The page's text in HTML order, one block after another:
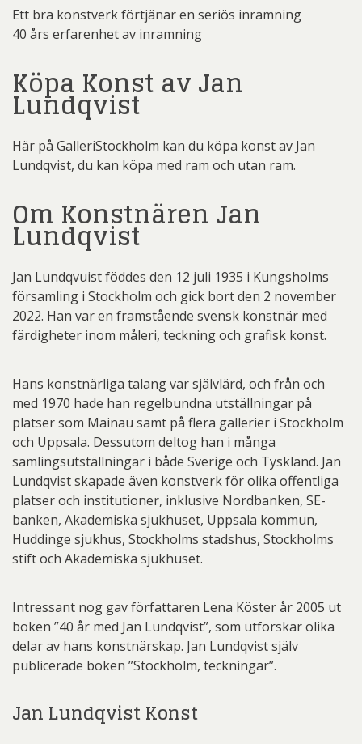
Ett bra konstverk förtjänar en seriös inramning
40 års erfarenhet av inramning
Köpa Konst av Jan
Lundqvist
Här på GalleriStockholm kan du köpa konst av Jan
Lundqvist, du kan köpa med ram och utan ram.
Om Konstnären Jan
Lundqvist
Jan Lundqvuist föddes den 12 juli 1935 i Kungsholms
församling i Stockholm och gick bort den 2 november
2022. Han var en framstående svensk konstnär med
färdigheter inom måleri, teckning och grafisk konst.
Hans konstnärliga talang var självlärd, och från och
med 1970 hade han regelbundna utställningar på
platser som Mainau samt på flera gallerier i Stockholm
och Uppsala. Dessutom deltog han i många
samlingsutställningar i både Sverige och Tyskland. Jan
Lundqvist skapade även konstverk för olika offentliga
platser och institutioner, inklusive Nordbanken, SE-
banken, Akademiska sjukhuset, Uppsala kommun,
Huddinge sjukhus, Stockholms stadshus, Stockholms
stift och Akademiska sjukhuset.
Intressant nog gav författaren Lena Köster år 2005 ut
boken ”40 år med Jan Lundqvist”, som utforskar olika
delar av hans konstnärskap. Jan Lundqvist själv
publicerade boken ”Stockholm, teckningar”.
Jan Lundqvist Konst